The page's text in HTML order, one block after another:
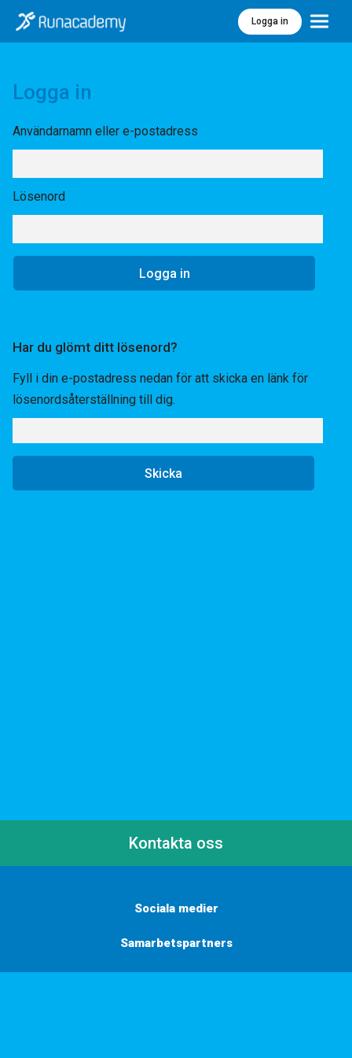
Logga in Meny
Logga in
Användarnamn eller e-postadress
Lösenord
Har du glömt ditt lösenord?
Fyll i din e-postadress nedan för att skicka en länk för
lösenordsåterställning till dig.
Kontakta oss
Sociala medier
Samarbetspartners